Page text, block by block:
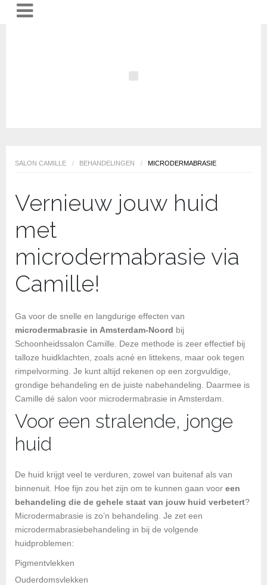
SALON CAMILLE / BEHANDELINGEN / MICRODERMABRASIE
Vernieuw jouw huid
met
microdermabrasie via
Camille!
Ga voor de snelle en langdurige effecten van
microdermabrasie in Amsterdam-Noord bij
Schoonheidssalon Camille. Deze methode is zeer effectief bij
talloze huidklachten, zoals acné en littekens, maar ook tegen
rimpelvorming. Je kunt altijd rekenen op een zorgvuldige,
grondige behandeling en de juiste nabehandeling. Daarmee is
Camille dé salon voor microdermabrasie in Amsterdam.
Voor een stralende, jonge
huid
De huid krijgt veel te verduren, zowel van buitenaf als van
binnenuit. Hoe fijn zou het zijn om te kunnen gaan voor een
behandeling die de gehele staat van jouw huid verbetert?
Microdermabrasie is zo’n behandeling. Je zet een
microdermabrasiebehandeling in bij de volgende
huidproblemen:
Pigmentvlekken
Ouderdomsvlekken